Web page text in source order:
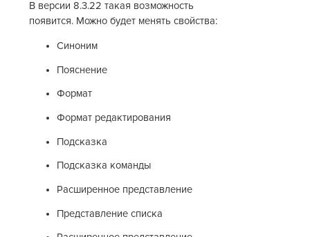
В версии 8.3.22 такая возможность
появится. Можно будет менять свойства:
Синоним
Пояснение
Формат
Формат редактирования
Подсказка
Подсказка команды
Расширенное представление
Представление списка